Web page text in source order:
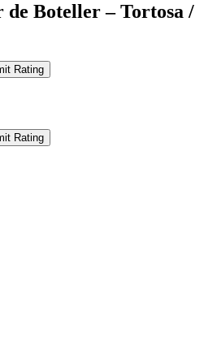
de Boteller – Tortosa /
Rating
Rating